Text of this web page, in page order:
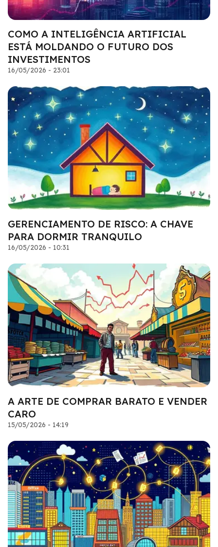
COMO A INTELIGÊNCIA ARTIFICIAL
ESTÁ MOLDANDO O FUTURO DOS
INVESTIMENTOS
16/05/2026 - 23:01
GERENCIAMENTO DE RISCO: A CHAVE
PARA DORMIR TRANQUILO
16/05/2026 - 10:31
A ARTE DE COMPRAR BARATO E VENDER
CARO
15/05/2026 - 14:19